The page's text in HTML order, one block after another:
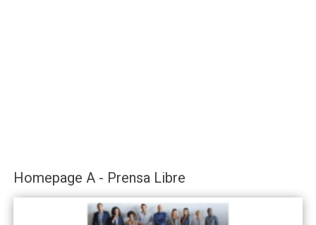
Homepage A - Prensa Libre